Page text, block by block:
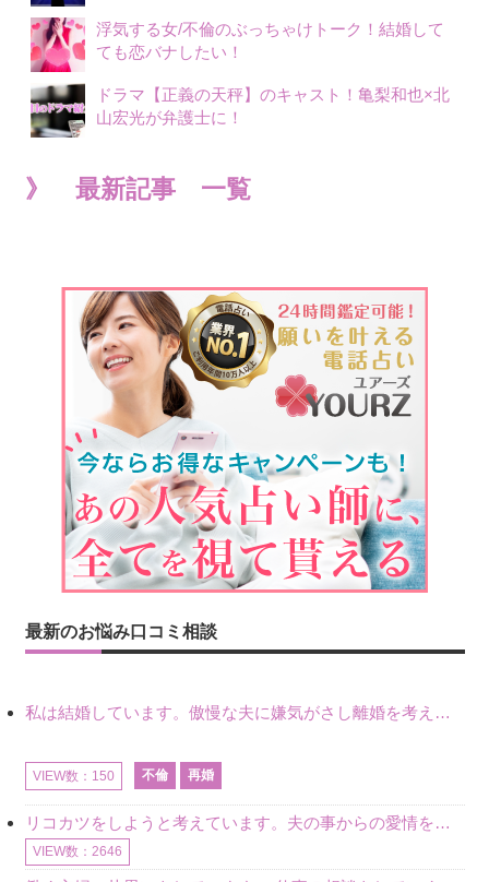
浮気する女/不倫のぶっちゃけトーク！結婚して
ても恋バナしたい！
ドラマ【正義の天秤】のキャスト！亀梨和也×北
山宏光が弁護士に！
》 最新記事 一覧
最新のお悩み口コミ相談
私は結婚しています。傲慢な夫に嫌気がさし離婚を考えていたときに、彼と出会いました。彼には恋人がいましたが、話をするうちに、夫とのことを相談するようにな
VIEW数：150 不倫 再婚
リコカツをしようと考えています。夫の事からの愛情を全く感じません。子供がいるので、子供が成長するまではと我慢しています。 まず、お金が必要だと考え、仕事の量も増やしました。ところが、夫は働かず、結局は
VIEW数：2646